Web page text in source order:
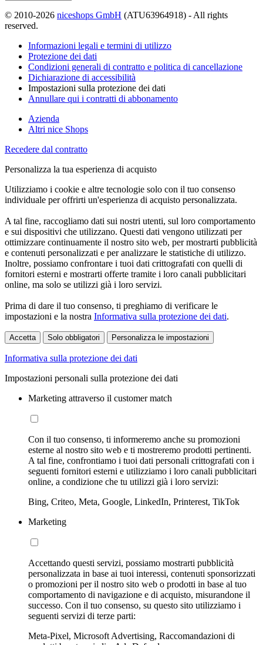
© 2010-2026 niceshops GmbH (ATU63964918) - All rights
reserved.
Informazioni legali e termini di utilizzo
Protezione dei dati
Condizioni generali di contratto e politica di cancellazione
Dichiarazione di accessibilità
Impostazioni sulla protezione dei dati
Annullare qui i contratti di abbonamento
Azienda
Altri nice Shops
Recedere dal contratto
Personalizza la tua esperienza di acquisto
Utilizziamo i cookie e altre tecnologie solo con il tuo consenso
individuale per offrirti un'esperienza di acquisto personalizzata.
A tal fine, raccogliamo dati sui nostri utenti, sul loro comportamento
e sui dispositivi che utilizzano. Questi dati vengono utilizzati per
ottimizzare continuamente il nostro sito web, per mostrarti pubblicità
e contenuti personalizzati e per analizzare le statistiche di utilizzo.
Inoltre, possiamo confrontare i tuoi dati crittografati con quelli di
fornitori esterni e mostrarti offerte tramite i loro canali pubblicitari
online, ma solo se utilizzi già i loro servizi.
Prima di dare il tuo consenso, ti preghiamo di verificare le
impostazioni e la nostra Informativa sulla protezione dei dati.
Accetta Solo obbligatori Personalizza le impostazioni
Informativa sulla protezione dei dati
Impostazioni personali sulla protezione dei dati
Marketing attraverso il customer match
Con il tuo consenso, ti informeremo anche su promozioni
esterne al nostro sito web e ti mostreremo prodotti pertinenti.
A tal fine, confrontiamo i tuoi dati personali crittografati con i
seguenti fornitori esterni e utilizziamo i loro canali pubblicitari
online, a condizione che tu utilizzi già i loro servizi:
Bing, Criteo, Meta, Google, LinkedIn, Printerest, TikTok
Marketing
Accettando questi servizi, possiamo mostrarti pubblicità
personalizzata in base ai tuoi interessi, contenuti sponsorizzati
o promozioni per il nostro sito web o prodotti in base al tuo
comportamento di navigazione e di acquisto, misurandone il
successo. Con il tuo consenso, su questo sito utilizziamo i
seguenti servizi di terze parti:
Meta-Pixel, Microsoft Advertising, Raccomandazioni di